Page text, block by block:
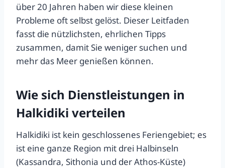
über 20 Jahren haben wir diese kleinen
Probleme oft selbst gelöst. Dieser Leitfaden
fasst die nützlichsten, ehrlichen Tipps
zusammen, damit Sie weniger suchen und
mehr das Meer genießen können.
Wie sich Dienstleistungen in
Halkidiki verteilen
Halkidiki ist kein geschlossenes Feriengebiet; es
ist eine ganze Region mit drei Halbinseln
(Kassandra, Sithonia und der Athos-Küste)